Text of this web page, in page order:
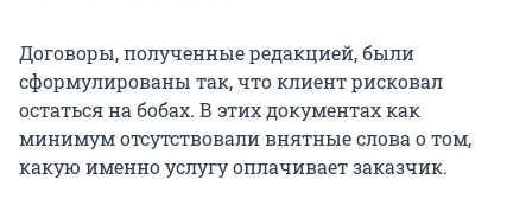
Договоры, полученные редакцией, были
сформулированы так, что клиент рисковал
остаться на бобах. В этих документах как
минимум отсутствовали внятные слова о том,
какую именно услугу оплачивает заказчик.